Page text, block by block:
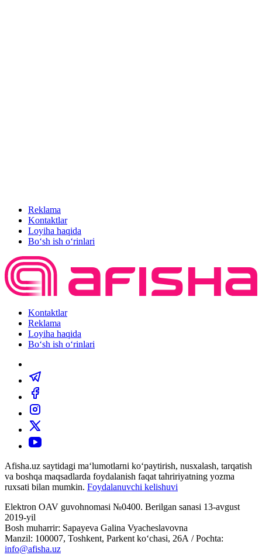
Reklama
Kontaktlar
Loyiha haqida
Bo‘sh ish o‘rinlari
Kontaktlar
Reklama
Loyiha haqida
Bo‘sh ish o‘rinlari
Afisha.uz saytidagi ma‘lumotlarni ko‘paytirish, nusxalash, tarqatish
va boshqa maqsadlarda foydalanish faqat tahririyatning yozma
ruxsati bilan mumkin. Foydalanuvchi kelishuvi
Elektron OAV guvohnomasi №0400. Berilgan sanasi 13-avgust
2019-yil
Bosh muharrir: Sapayeva Galina Vyacheslavovna
Manzil: 100007, Toshkent, Parkent ko‘chasi, 26А / Pochta:
info@afisha.uz